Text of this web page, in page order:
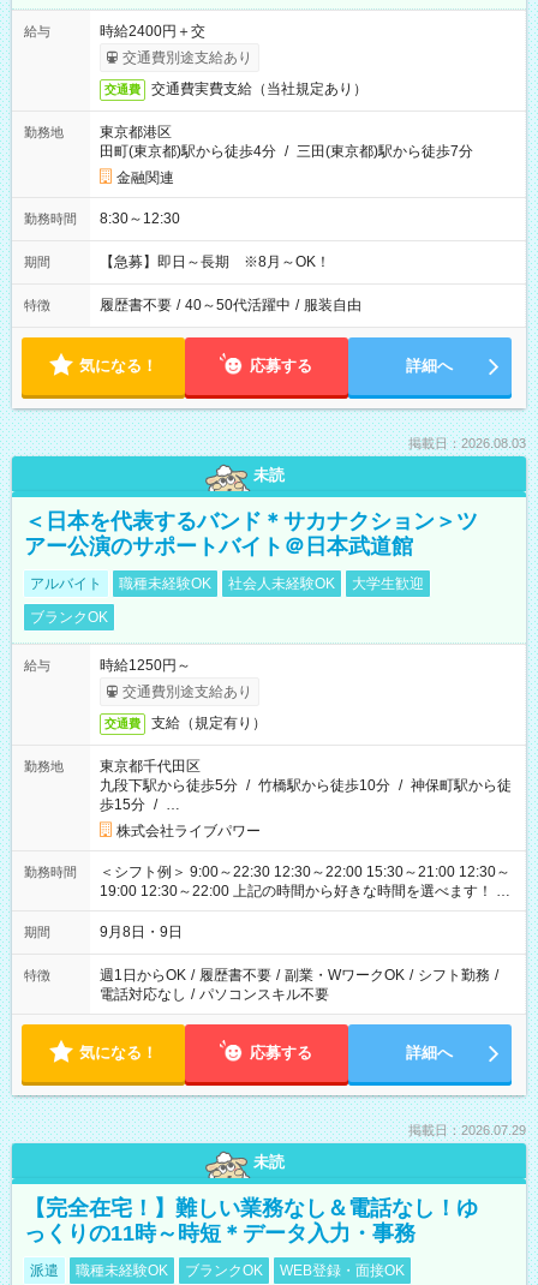
給与
時給2400円＋交
交通費別途支給あり
交通費 交通費実費支給（当社規定あり）
勤務地
東京都港区
田町(東京都)駅から徒歩4分 / 三田(東京都)駅から徒歩7分
金融関連
勤務時間 8:30～12:30
期間 【急募】即日～長期 ※8月～OK！
特徴 履歴書不要 / 40～50代活躍中 / 服装自由
気になる！ 応募する 詳細へ
掲載日：2026.08.03
未読
＜日本を代表するバンド＊サカナクション＞ツ
アー公演のサポートバイト＠日本武道館
アルバイト 職種未経験OK 社会人未経験OK
大学生歓迎
ブランクOK
給与
時給1250円～
交通費別途支給あり
交通費 支給（規定有り）
勤務地
東京都千代田区
九段下駅から徒歩5分 / 竹橋駅から徒歩10分 / 神保町駅から徒
歩15分 / …
株式会社ライブパワー
勤務時間
＜シフト例＞ 9:00～22:30 12:30～22:00 15:30～21:00 12:30～
19:00 12:30～22:00 上記の時間から好きな時間を選べます！ ※
時間は変更となる可能性があります
期間 9月8日・9日
特徴 週1日からOK / 履歴書不要 / 副業・WワークOK / シフト勤務 /
電話対応なし / パソコンスキル不要
気になる！ 応募する 詳細へ
掲載日：2026.07.29
未読
【完全在宅！】難しい業務なし＆電話なし！ゆ
っくりの11時～時短＊データ入力・事務
派遣 職種未経験OK ブランクOK WEB登録・面接OK